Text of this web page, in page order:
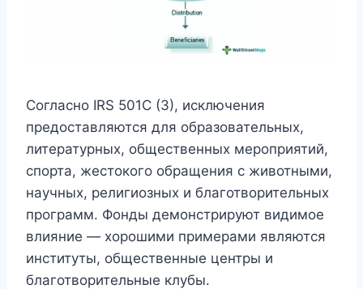
Согласно IRS 501C (3), исключения
предоставляются для образовательных,
литературных, общественных мероприятий,
спорта, жестокого обращения с животными,
научных, религиозных и благотворительных
программ. Фонды демонстрируют видимое
влияние — хорошими примерами являются
институты, общественные центры и
благотворительные клубы.